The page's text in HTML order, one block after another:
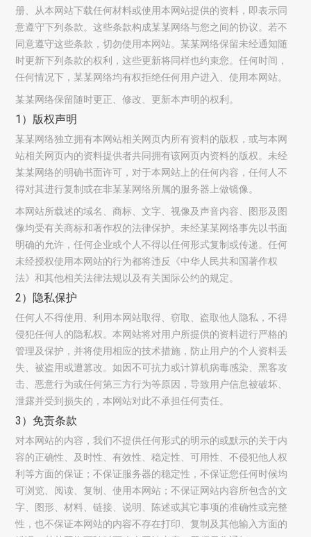
册、从本网站下载任何材料或使用本网站提供的资料，即表示同
意遵守下列条款。这些条款构成某某网络与您之间的协议。若不
同意遵守这些条款，切勿使用本网站。某某网络保留未经通知随
时更新下列条款的权利，这些更新将同样也约束您。任何时间，
任何情况下，某某网络均有权拒绝任何用户进入、使用本网站。
某某网络保留随时更正、修改、更新本声明的权利。
1）版权声明
某某网络独立拥有本网站相关网页内所有资料的版权，或与本网
站相关网页内的资料提供者共同拥有该网页内资料的版权。未经
某某网络的明确书面许可，对于本网站上的任何内容，任何人不
得对其进行复制或在非某某网络所属的服务器上做镜像。
本网站所载述的域名、商标、文字、视像及声音内容、图形及图
像均受有关商标和著作权的法律保护。未经某某网络事先以书面
明确的允许，任何企业或个人不得以任何形式复制或传递。任何
未经授权使用本网站的行为都将违反《中华人民共和国著作权
法》和其他相关法律法规以及有关国际公约的规定。
2）隐私保护
任何人不得使用、利用本网站取得、窃取、盗取他人隐私，不得
侵犯任何人的隐私权。本网站将对用户所提供的资料进行严格的
管理及保护，并将使用相应的技术措施，防止用户的个人资料丢
失、被盗用或遭篡改。如因不可抗力或计算机病毒感染、黑客攻
击、恶意行为或任何第三方行为等原因，导致用户信息被破坏、
泄露并受到损失的，本网站对此不承担任何责任。
3）免责条款
对本网站的内容，我们不提供任何形式的明示的或默示的关于内
容的正确性、及时性、有效性、稳定性、可用性、不侵犯他人权
利等方面的保证；不保证服务器的稳定性，不保证您任何时候均
可浏览、阅读、复制、使用本网站；不保证网站内容所包含的文
字、图形、材料、链接、说明、陈述或其它事项的准确性或完整
性，也不保证本网站的内容不存在打印、复制及其他输入方面的